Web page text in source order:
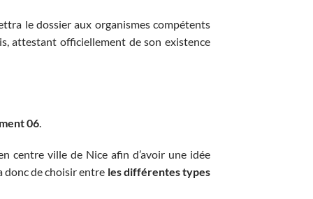
le dossier aux organismes compétents
attestant officiellement de son existence
06
centre ville de Nice afin d’avoir une idée
donc de choisir entre les différentes types